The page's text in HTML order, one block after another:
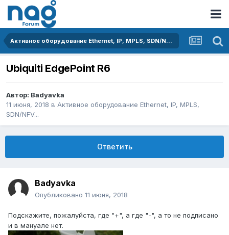
Активное оборудование Ethernet, IP, MPLS, SDN/NFV...
Ubiquiti EdgePoint R6
Автор: Badyavka
11 июня, 2018 в Активное оборудование Ethernet, IP, MPLS,
SDN/NFV...
Ответить
Badyavka
Опубликовано 11 июня, 2018
Подскажите, пожалуйста, где "+", а где "-", а то не подписано
и в мануале нет.